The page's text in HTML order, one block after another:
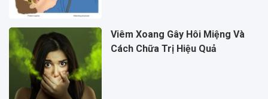
Viêm Xoang Gây Hôi Miệng Và
Cách Chữa Trị Hiệu Quả